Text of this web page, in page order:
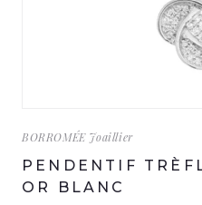
BORROMÉE Joaillier
PENDENTIF
OR BLANC